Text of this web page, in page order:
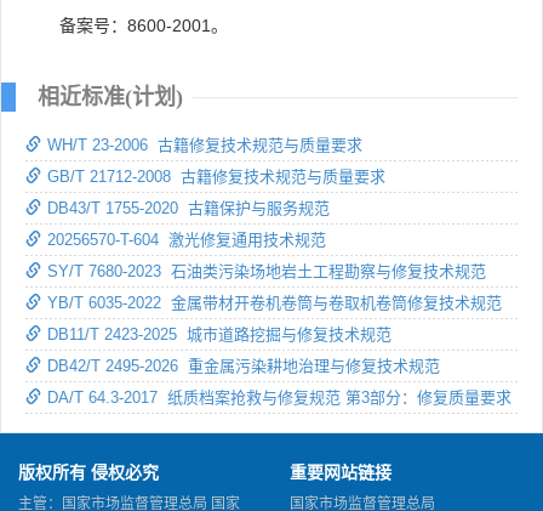
备案号：8600-2001。
相近标准(计划)
WH/T 23-2006 古籍修复技术规范与质量要求
GB/T 21712-2008 古籍修复技术规范与质量要求
DB43/T 1755-2020 古籍保护与服务规范
20256570-T-604 激光修复通用技术规范
SY/T 7680-2023 石油类污染场地岩土工程勘察与修复技术规范
YB/T 6035-2022 金属带材开卷机卷筒与卷取机卷筒修复技术规范
DB11/T 2423-2025 城市道路挖掘与修复技术规范
DB42/T 2495-2026 重金属污染耕地治理与修复技术规范
DA/T 64.3-2017 纸质档案抢救与修复规范 第3部分：修复质量要求
版权所有 侵权必究
主管：国家市场监督管理总局 国家
重要网站链接
国家市场监督管理总局